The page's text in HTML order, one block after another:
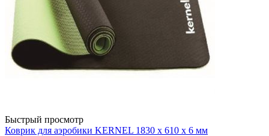
Быстрый просмотр
Коврик для аэробики KERNEL 1830 x 610 x 6 мм